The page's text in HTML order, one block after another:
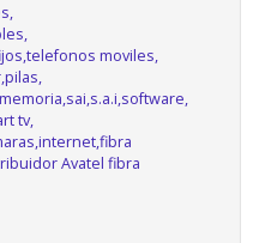
moviles,
tv,
Avatel fibra